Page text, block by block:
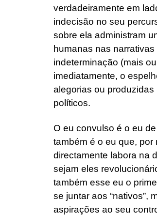
verdadeiramente em
indecisão no seu
sobre ela administram
humanas nas
indeterminação (mais
imediatamente, o
alegorias ou
políticos.
O eu convulso é o eu
também é o eu que,
directamente labora na
sejam eles
também esse eu o
se juntar aos “nativos”,
aspirações ao seu